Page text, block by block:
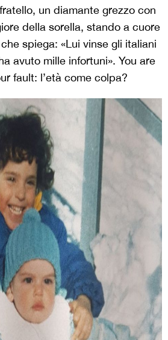
un diamante grezzo con
della sorella, stando a cuore
spiega: «Lui vinse gli italiani
avuto mille infortuni». You are
fault: l’età come colpa?